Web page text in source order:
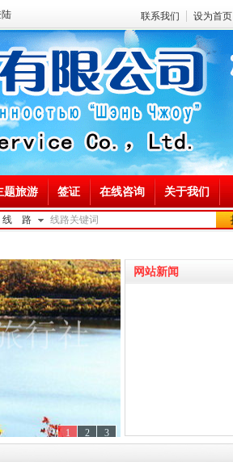
联系我们 设为首页
题旅游 签证 在线咨询 关于我们
线路关键词
线 路
3
2
1
网站新闻